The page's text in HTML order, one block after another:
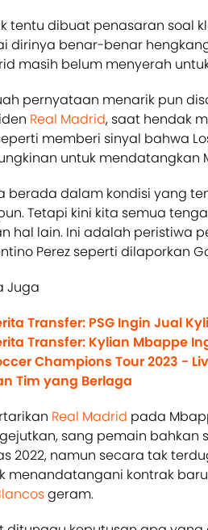
tentu dibuat penasaran soal
dirinya benar-benar
masih belum menyerah
pernyataan menarik pun
Real Madrid, saat hendak
memberi sinyal bahwa
untuk mendatangkan
berada dalam kondisi yang
Tetapi kini kita semua
hal lain. Ini adalah peristiwa
Perez seperti dilaporkan
Juga
Transfer: PSG Ingin Jual
Transfer: Kylian Mbappe
Champions Tour 2023 -
Tim yang Berlaga
Real Madrid pada
sang pemain bahkan
2022, namun secara tak
menandatangani kontrak
geram.